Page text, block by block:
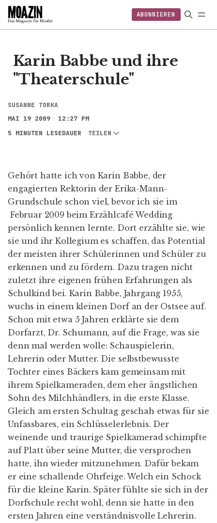
ABONNIEREN
EINLOGGEN
ABONNIEREN FOLGEN
Karin Babbe und ihre
"Theaterschule"
SUSANNE TORKA
MAI 19 2009
12:27 PM
5 MINUTEN LESEDAUER
TEILEN
Gehört hatte ich von Karin Babbe, der
engagierten Rektorin der Erika-Mann-
Grundschule schon viel, bevor ich sie im
Februar 2009 beim Erzählcafé Wedding
persönlich kennen lernte. Dort erzählte sie, wie
sie und ihr Kollegium es schaffen, das Potential
der meisten ihrer Schülerinnen und Schüler zu
erkennen und zu fördern. Dazu tragen nicht
zuletzt ihre eigenen frühen Erfahrungen als
Schulkind bei. Karin Babbe, Jahrgang 1955,
wuchs in einem kleinen Dorf an der Ostsee auf.
Schon mit etwa 5 Jahren erklärte sie dem
Dorfarzt, Dr. Schumann, auf die Frage, was sie
denn mal werden wolle: Schauspielerin,
Lehrerin oder Mutter. Die selbstbewusste
Tochter eines Bäckers kam gemeinsam mit
ihrem Spielkameraden, dem eher ängstlichen
Sohn des Milchhändlers, in die erste Klasse.
Gleich am ersten Schultag geschah etwas für sie
Unfassbares, ein Schlüsselerlebnis. Der
weinende und traurige Spielkamerad schimpfte
auf Platt über seine Mutter, die versprochen
hatte, ihn wieder mitzunehmen. Dafür bekam
er eine schallende Ohrfeige. Welch ein Schock
für die kleine Karin. Später fühlte sie sich in der
Dorfschule recht wohl, denn sie hatte in den
ersten Jahren eine verständnisvolle Lehrerin.